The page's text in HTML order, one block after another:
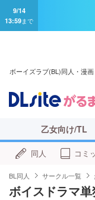
9/14
13:59まで
ボーイズラブ(BL)同人・漫
乙女向け/TL
同人 コミ
BL同人 サークル一覧
ボイスドラマ